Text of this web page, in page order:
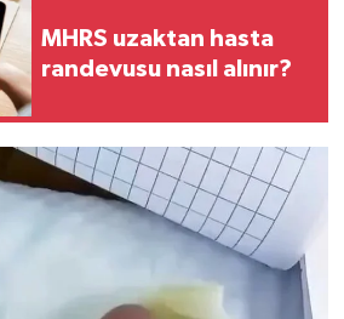
MHRS uzaktan hasta
randevusu nasıl alınır?